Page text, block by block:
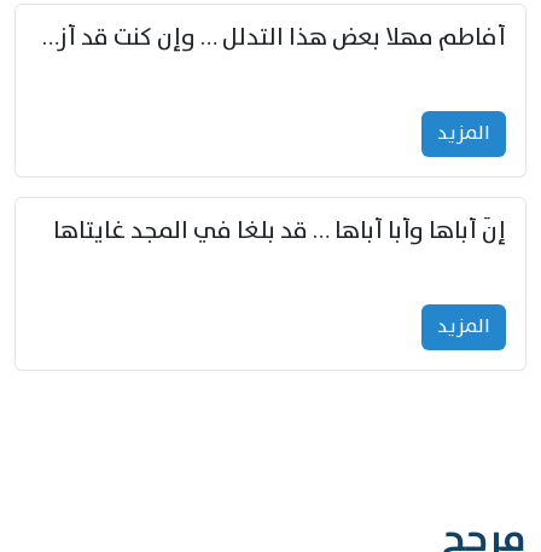
أفاطم مهلا بعض هذا التدلل … وإن كنت قد أزمعت صرمي فأجملي
المزید
إنّ أباها وأبا أباها … قد بلغا في المجد غايتاها
المزید
مرجح